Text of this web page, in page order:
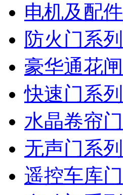
电机及配件
防火门系列
豪华通花闸
快速门系列
水晶卷帘门
无声门系列
遥控车库门